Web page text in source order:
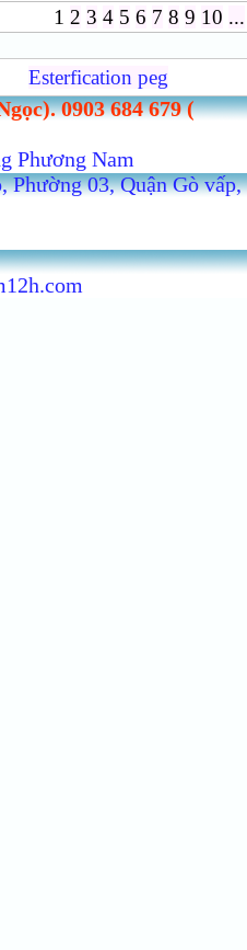
1 2 3 4 5 6 7 8 9 10 ...
Esterfication peg
0903 684 679 (
Phương Nam
Phường 03, Quận Gò vấp,